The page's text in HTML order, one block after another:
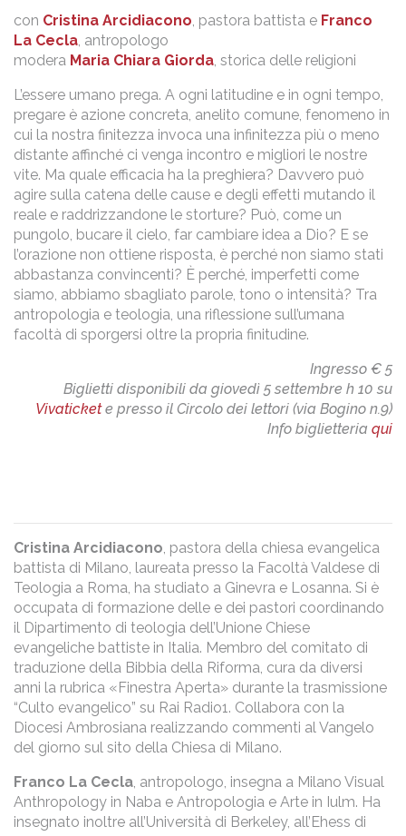
con Cristina Arcidiacono, pastora battista e Franco
La Cecla, antropologo
modera Maria Chiara Giorda, storica delle religioni
L’essere umano prega. A ogni latitudine e in ogni tempo,
pregare è azione concreta, anelito comune, fenomeno in
cui la nostra finitezza invoca una infinitezza più o meno
distante affinché ci venga incontro e migliori le nostre
vite. Ma quale efficacia ha la preghiera? Davvero può
agire sulla catena delle cause e degli effetti mutando il
reale e raddrizzandone le storture? Può, come un
pungolo, bucare il cielo, far cambiare idea a Dio? E se
l’orazione non ottiene risposta, è perché non siamo stati
abbastanza convincenti? È perché, imperfetti come
siamo, abbiamo sbagliato parole, tono o intensità? Tra
antropologia e teologia, una riflessione sull’umana
facoltà di sporgersi oltre la propria finitudine.
Ingresso € 5
Biglietti disponibili da giovedì 5 settembre h 10 su
Vivatickete presso il Circolo dei lettori (via Bogino n.9)
Info biglietteria qui
Cristina Arcidiacono, pastora della chiesa evangelica
battista di Milano, laureata presso la Facoltà Valdese di
Teologia a Roma, ha studiato a Ginevra e Losanna. Si è
occupata di formazione delle e dei pastori coordinando
il Dipartimento di teologia dell’Unione Chiese
evangeliche battiste in Italia. Membro del comitato di
traduzione della Bibbia della Riforma, cura da diversi
anni la rubrica «Finestra Aperta» durante la trasmissione
“Culto evangelico” su Rai Radio1. Collabora con la
Diocesi Ambrosiana realizzando commenti al Vangelo
del giorno sul sito della Chiesa di Milano.
Franco La Cecla, antropologo, insegna a Milano Visual
Anthropology in Naba e Antropologia e Arte in Iulm. Ha
insegnato inoltre all’Università di Berkeley, all’Ehess di